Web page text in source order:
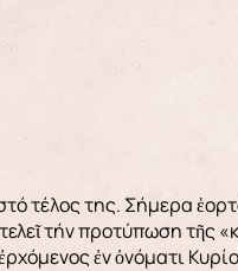
τέλος της. Σήμερα
τήν προτύπωση τῆς
ἐν ὀνόματι